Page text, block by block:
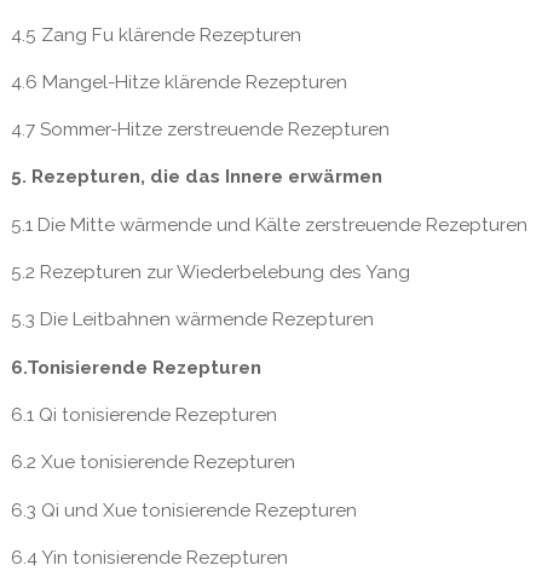
4.5 Zang Fu klärende Rezepturen
4.6 Mangel-Hitze klärende Rezepturen
4.7 Sommer-Hitze zerstreuende Rezepturen
5. Rezepturen, die das Innere erwärmen
5.1 Die Mitte wärmende und Kälte zerstreuende Rezepturen
5.2 Rezepturen zur Wiederbelebung des Yang
5.3 Die Leitbahnen wärmende Rezepturen
6.Tonisierende Rezepturen
6.1 Qi tonisierende Rezepturen
6.2 Xue tonisierende Rezepturen
6.3 Qi und Xue tonisierende Rezepturen
6.4 Yin tonisierende Rezepturen